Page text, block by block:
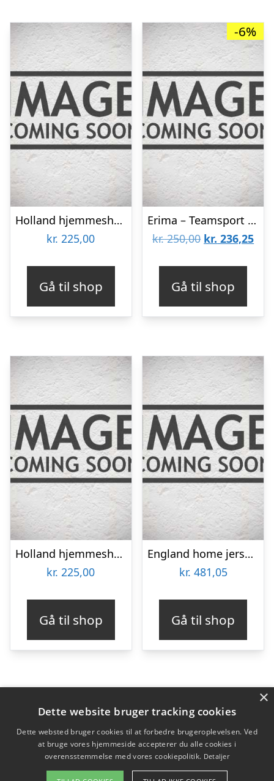
Holland hjemmeshorts EM 2012 – Børn-XS
kr. 225,00
Gå til shop
-6%
Erima – Teamsport Jersey – Holland style – mens-XL
kr.250,00 Den
kr. 250,00.
kr. 236,25Den
kr.
Gå til shop
Holland hjemmeshorts EM 2012 – Børn-L
kr. 225,00
Gå til shop
England home jersey World Cup 2014 – youth-YL | 147-158
kr. 481,05
Gå til shop
Varekategorier
Produkter
×
Dette website bruger tracking cookies
Dette websted bruger cookies til at forbedre brugeroplevelsen. Ved
at bruge vores hjemmeside accepterer du alle cookies i
overensstemmelse med vores cookiepolitik. Detaljer